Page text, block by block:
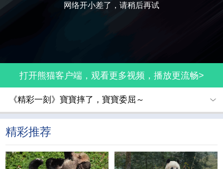
网络开小差了，请稍后再试
打开熊猫客户端，观看更多视频，播放更流畅>
《精彩一刻》寶寶摔了，寶寶委屈～
精彩推荐